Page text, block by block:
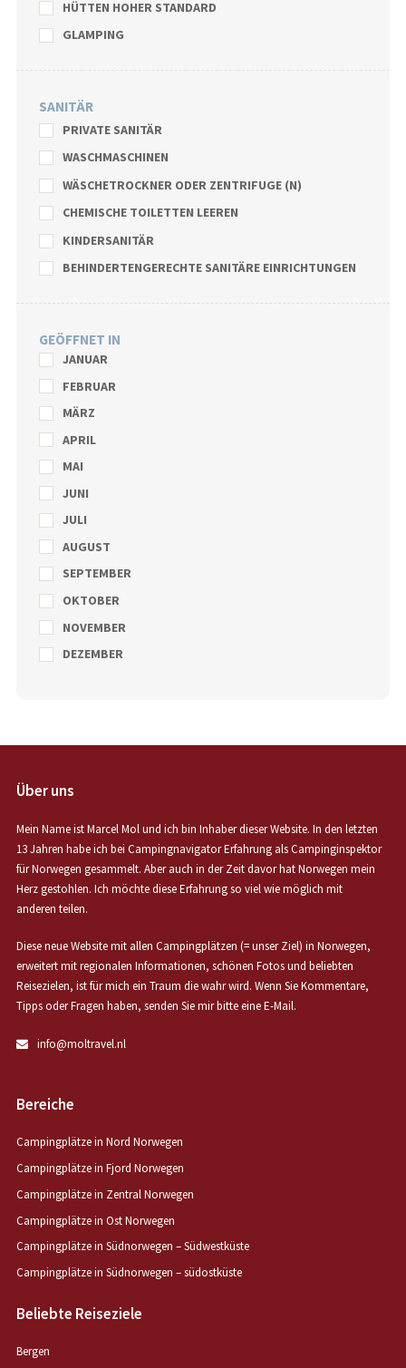
HÜTTEN HOHER STANDARD
GLAMPING
SANITÄR
PRIVATE SANITÄR
WASCHMASCHINEN
WÄSCHETROCKNER ODER ZENTRIFUGE (N)
CHEMISCHE TOILETTEN LEEREN
KINDERSANITÄR
BEHINDERTENGERECHTE SANITÄRE EINRICHTUNGEN
GEÖFFNET IN
JANUAR
FEBRUAR
MÄRZ
APRIL
MAI
JUNI
JULI
AUGUST
SEPTEMBER
OKTOBER
NOVEMBER
DEZEMBER
Über uns
Mein Name ist Marcel Mol und ich bin Inhaber dieser Website. In den letzten
13 Jahren habe ich bei Campingnavigator Erfahrung als Campinginspektor
für Norwegen gesammelt. Aber auch in der Zeit davor hat Norwegen mein
Herz gestohlen. Ich möchte diese Erfahrung so viel wie möglich mit
anderen teilen.
Diese neue Website mit allen Campingplätzen (= unser Ziel) in Norwegen,
erweitert mit regionalen Informationen, schönen Fotos und beliebten
Reisezielen, ist für mich ein Traum die wahr wird. Wenn Sie Kommentare,
Tipps oder Fragen haben, senden Sie mir bitte eine E-Mail.
info@moltravel.nl
Bereiche
Campingplätze in Nord Norwegen
Campingplätze in Fjord Norwegen
Campingplätze in Zentral Norwegen
Campingplätze in Ost Norwegen
Campingplätze in Südnorwegen – Südwestküste
Campingplätze in Südnorwegen – südostküste
Beliebte Reiseziele
Bergen